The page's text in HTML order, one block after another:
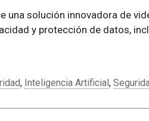
una solución innovadora de
y protección de datos,
, Inteligencia Artificial ,